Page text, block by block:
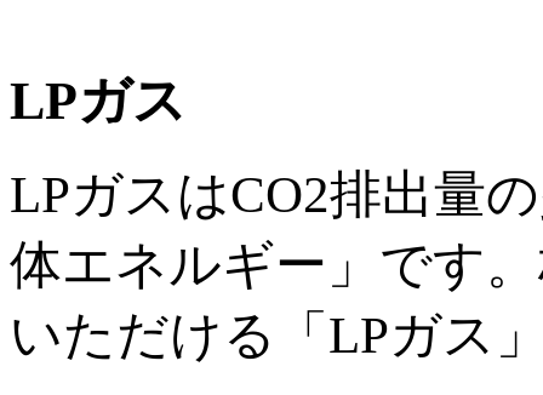
LPガス
LPガスはCO2排出量
体エネルギー」です
いただける「LPガス